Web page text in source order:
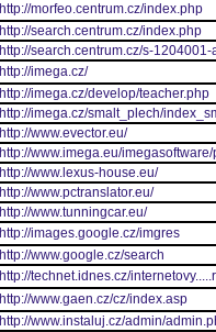
http://morfeo.centrum.cz/index.php
http://search.centrum.cz/index.php
http://search.centrum.cz/s-
http://imega.cz/
http://imega.cz/develop/teacher.php
http://imega.cz/smalt_plech/
http://www.evector.eu/
http://www.imega.eu/
http://www.lexus-house.eu/
http://www.pctranslator.eu/
http://www.tunningcar.eu/
http://images.google.cz/imgres
http://www.google.cz/search
http://technet.idnes.cz/
http://www.gaen.cz/cz/index.asp
http://www.instaluj.cz/admin/